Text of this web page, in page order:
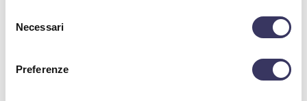
delNecessari
Preferenze